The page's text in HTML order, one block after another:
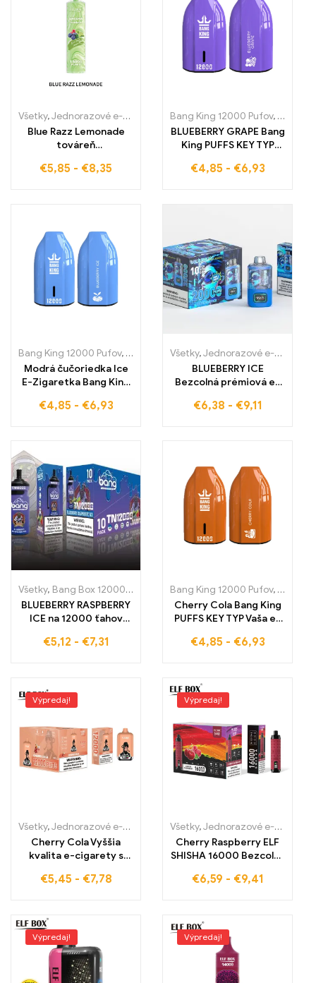
Všetky,Jednorazové e-cigaretky
Jednorazové e-cigarety
Blue Razz Lemonade
továreň
bezpečná dodávka ELF
€5,85 - €8,35
Bang King 12000 Pufov,
BLUEBERRY GRAPE Bang
King PUFFS KEY TYP
€4,85 - €6,93
Bang King 12000 Pufov, Jednorazové e-cigaretky,Jednorazové
Modrá čučoriedka Ice
E-Zigaretka Bang King
pre chladné chvíle s
€4,85 - €6,93
Všetky,Jednorazové e-cigaretky
BLUEBERRY ICE
Bezcolná prémiová e-
pôžitok zo sladkých
€6,38 - €9,11
Všetky, Bang Box 12000 Pufov Jednorázové e-cigarety Švédsko
BLUEBERRY RASPBERRY
ICE na 12000 ťahov
ICE BANG TN12000
€5,12 - €7,31
Bang King 12000 Pufov,
Cherry Cola Bang King
PUFFS KEY TYP Vaša e-
šťavou
€4,85 - €6,93
Výpredaj!
Všetky,Jednorazové e-cigaretky
Jednorazové e-cigarety
Cherry Cola Vyššia
kvalita e-cigarety s
Vape ELF BOX Digital
€5,45 - €7,78
Výpredaj!
Všetky,Jednorazové e-cigaretky
Cherry Raspberry ELF
SHISHA 16000 Bezcolná
lahodnou čerešňovo-
€6,59 - €9,41
Výpredaj! Výpredaj!